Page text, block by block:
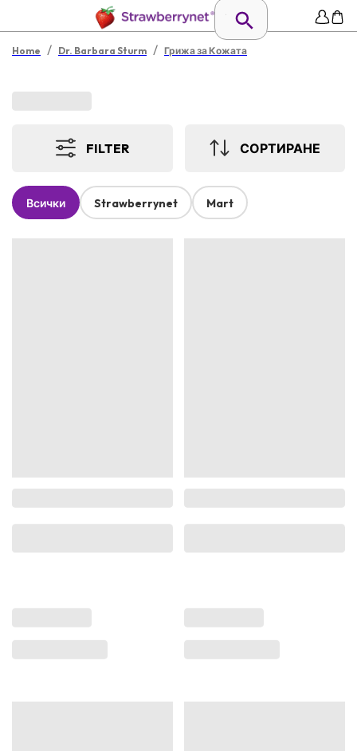
Home / Dr. Barbara Sturm / Грижа за Кожата
FILTER СОРТИРАНЕ
Всички Strawberrynet Mart